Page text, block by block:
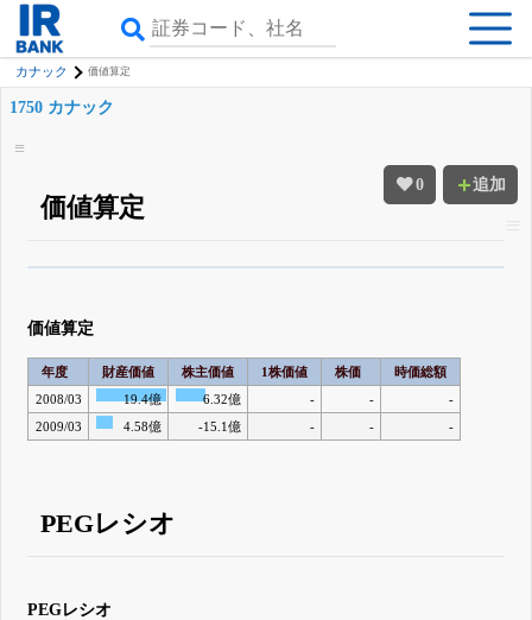
カナック 価値算定
0 追加
1750 カナック
価値算定
登録すると永久30%OFFと米株版の先行利用も付きます
価値算定
年度 財産価値 株主価値 1株価値 株価
時価総額
2008/03
19.4億 6.32億 - -
-
2009/03
4.58億 -15.1億 - - -
PEGレシオ
PEGレシオ